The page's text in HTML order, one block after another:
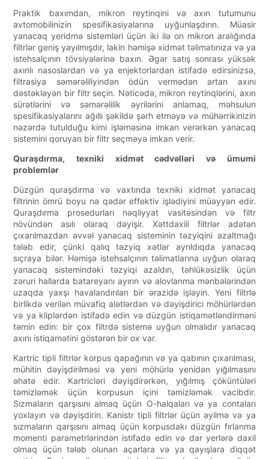
Praktik baxımdan, mikron reytinqini və axın tutumunu
avtomobilinizin spesifikasiyalarına uyğunlaşdırın. Müasir
yanacaq yeridmə sistemləri üçün iki ilə on mikron aralığında
filtrlər geniş yayılmışdır, lakin həmişə xidmət təlimatınıza və ya
istehsalçının tövsiyələrinə baxın. Əgər satış sonrası yüksək
axınlı nasoslardan və ya enjektorlardan istifadə edirsinizsə,
filtrasiya səmərəliliyindən ödün vermədən artan axını
dəstəkləyən bir filtr seçin. Nəticədə, mikron reytinqlərini, axın
sürətlərini və səmərəlilik əyrilərini anlamaq, məhsulun
spesifikasiyalarını ağıllı şəkildə şərh etməyə və mühərrikinizin
nəzərdə tutulduğu kimi işləməsinə imkan verərkən yanacaq
sistemini qoruyan bir filtr seçməyə imkan verir.
Quraşdırma, texniki xidmət cədvəlləri və ümumi
problemlər
Düzgün quraşdırma və vaxtında texniki xidmət yanacaq
filtrinin ömrü boyu nə qədər effektiv işlədiyini müəyyən edir.
Quraşdırma prosedurları nəqliyyat vasitəsindən və filtr
növündən asılı olaraq dəyişir. Xəttdaxili filtrlər adətən
çıxarılmazdan əvvəl yanacaq sisteminin təzyiqini azaltmağı
tələb edir, çünki qalıq təzyiq xətlər ayrıldıqda yanacaq
sıçraya bilər. Həmişə istehsalçının təlimatlarına uyğun olaraq
yanacaq sistemindəki təzyiqi azaldın, təhlükəsizlik üçün
zəruri hallarda batareyanı ayırın və alovlanma mənbələrindən
uzaqda yaxşı havalandırılan bir ərazidə işləyin. Yeni filtrlə
birlikdə verilən müvafiq alətlərdən və dəyişdirici möhürlərdən
və ya kliplərdən istifadə edin və düzgün istiqamətləndirməni
təmin edin: bir çox filtrdə sistemə uyğun olmalıdır yanacaq
axını istiqamətini göstərən bir ox var.
Kartric tipli filtrlər korpus qapağının və ya qabının çıxarılması,
mühitin dəyişdirilməsi və yeni möhürlə yenidən yığılmasını
əhatə edir. Kartricləri dəyişdirərkən, yığılmış çöküntüləri
təmizləmək üçün korpusun içini təmizləmək vacibdir.
Sızmaların qarşısını almaq üçün O-halqaları və ya contaları
yoxlayın və dəyişdirin. Kanistr tipli filtrlər üçün əyilmə və ya
sızmaların qarşısını almaq üçün korpusdakı düzgün fırlanma
momenti parametrlərindən istifadə edin və dar yerlərə daxil
olmaq üçün tələb olunan açarlara və ya qayışlara diqqət